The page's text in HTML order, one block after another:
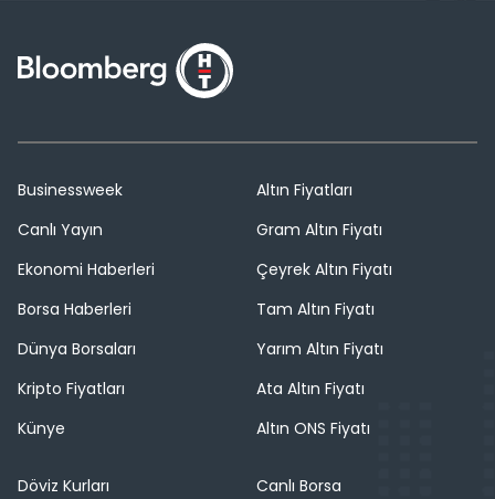
Businessweek
Canlı Yayın
Ekonomi Haberleri
Borsa Haberleri
Dünya Borsaları
Kripto Fiyatları
Künye
Altın Fiyatları
Gram Altın Fiyatı
Çeyrek Altın Fiyatı
Tam Altın Fiyatı
Yarım Altın Fiyatı
Ata Altın Fiyatı
Altın ONS Fiyatı
Döviz Kurları
Canlı Borsa